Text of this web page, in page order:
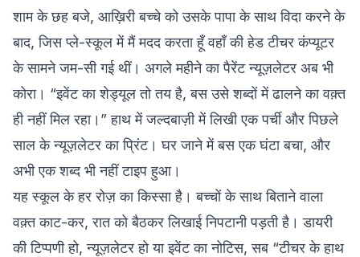
शाम के छह बजे, आख़िरी बच्चे को उसके पापा के साथ विदा करने के
बाद, जिस प्ले-स्कूल में मैं मदद करता हूँ वहाँ की हेड टीचर कंप्यूटर
के सामने जम-सी गई थीं। अगले महीने का पैरेंट न्यूज़लेटर अब भी
कोरा। “इवेंट का शेड्यूल तो तय है, बस उसे शब्दों में ढालने का वक़्त
ही नहीं मिल रहा।” हाथ में जल्दबाज़ी में लिखी एक पर्ची और पिछले
साल के न्यूज़लेटर का प्रिंट। घर जाने में बस एक घंटा बचा, और
अभी एक शब्द भी नहीं टाइप हुआ।
यह स्कूल के हर रोज़ का किस्सा है। बच्चों के साथ बिताने वाला
वक़्त काट-कर, रात को बैठकर लिखाई निपटानी पड़ती है। डायरी
की टिप्पणी हो, न्यूज़लेटर हो या इवेंट का नोटिस, सब “टीचर के हाथ